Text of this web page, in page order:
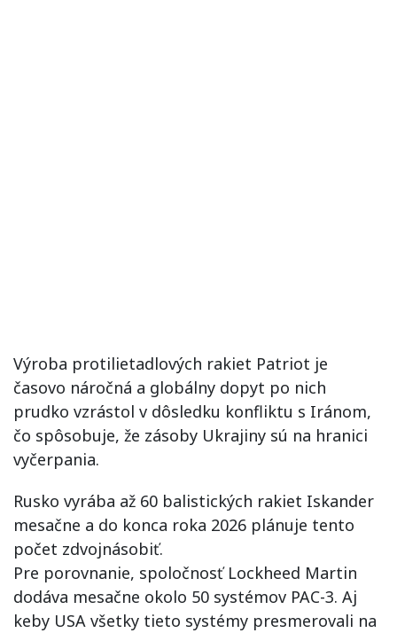
Výroba protilietadlových rakiet Patriot je
časovo náročná a globálny dopyt po nich
prudko vzrástol v dôsledku konfliktu s Iránom,
čo spôsobuje, že zásoby Ukrajiny sú na hranici
vyčerpania.
Rusko vyrába až 60 balistických rakiet Iskander
mesačne a do konca roka 2026 plánuje tento
počet zdvojnásobiť.
Pre porovnanie, spoločnosť Lockheed Martin
dodáva mesačne okolo 50 systémov PAC-3. Aj
keby USA všetky tieto systémy presmerovali na